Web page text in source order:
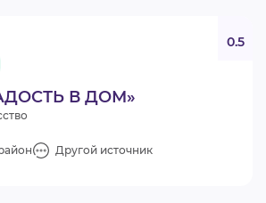
В ДОМ»
0.5
Другой источник